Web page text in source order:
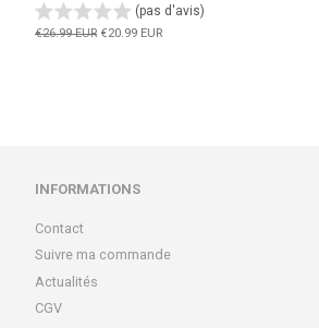
(pas d'avis)
Prix
€26.99 EUR Prix
€20.99 EUR
INFORMATIONS
Contact
Suivre ma commande
Actualités
CGV